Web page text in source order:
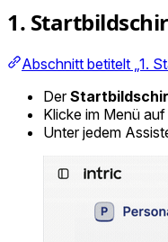
1.
Abschnitt betitelt „1.
Der
Klicke im Menü auf
Unter jedem